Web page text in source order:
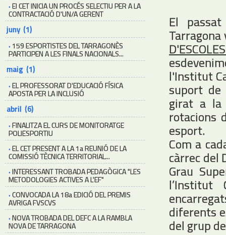
·El CET INICIA UN PROCÉS SELECTIU PER A LA
CONTRACTACIÓ D'UN/A GERENT
juny (1)
· 159 ESPORTISTES DEL TARRAGONÈS
PARTICIPEN A LES FINALS NACIONALS...
maig (1)
·EL PROFESSORAT D'EDUCACIÓ FÍSICA
APOSTA PER LA INCLUSIÓ
abril (6)
·FINALITZA EL CURS DE MONITORATGE
POLIESPORTIU
·EL CET PRESENT A LA 1a REUNIÓ DE LA
COMISSIÓ TÈCNICA TERRITORIAL...
·INTERESSANT TROBADA PEDAGÒGICA "LES
METODOLOGIES ACTIVES A L'EF"
·CONVOCADA LA 18a EDICIÓ DEL PREMIS
AVRIGA FVSCVS
·NOVA TROBADA DEL DEFC A LA RAMBLA
NOVA DE TARRAGONA
El
l'Institut
suport de
girat a
rotacions
esport.
Com a
càrrec del
Grau
l’Institut
diferents
del grup